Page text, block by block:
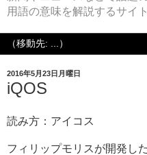
用語の意味を解説するサイ
2016年5月23日月曜日
iQOS
読み方：アイコス
フィリップモリスが開発し